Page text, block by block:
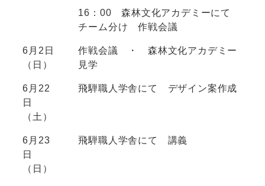
16：00 森林文化アカデミーにて
チーム分け 作戦会議
6月2日
（日）
作戦会議 ・ 森林文化アカデミー
見学
6月22
日
（土）
飛騨職人学舎にて デザイン案作成
6月23
日
（日）
飛騨職人学舎にて 講義